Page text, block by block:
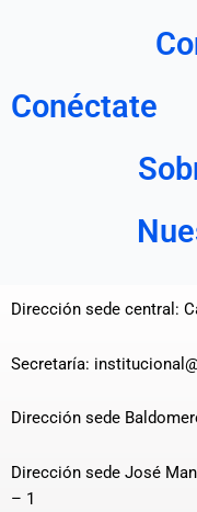
Conéctate
Dirección sede central:
Secretaría:
Dirección sede
Dirección sede José
– 1